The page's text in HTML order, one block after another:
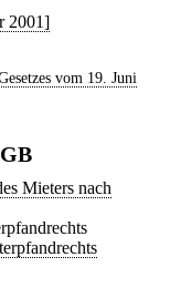
2001]
vom 19. Juni
Mieters nach